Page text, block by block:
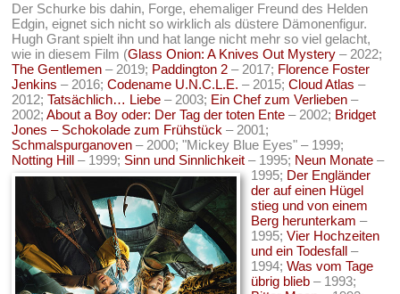
Der Schurke bis dahin, Forge, ehemaliger Freund des Helden
Edgin, eignet sich nicht so wirklich als düstere Dämonenfigur.
Hugh Grant spielt ihn und hat lange nicht mehr so viel gelacht,
wie in diesem Film (Glass Onion: A Knives Out Mystery – 2022;
The Gentlemen – 2019; Paddington 2 – 2017; Florence Foster
Jenkins – 2016;Codename U.N.C.L.E. – 2015;Cloud Atlas –
2012;Tatsächlich… Liebe – 2003; Ein Chef zum Verlieben –
2002;About a Boy oder: Der Tag der toten Ente – 2002; Bridget
Jones – Schokolade zum Frühstück – 2001;
Schmalspurganoven – 2000; "Mickey Blue Eyes" – 1999;
Notting Hill – 1999; Sinn und Sinnlichkeit – 1995; Neun Monate –
1995; Der Engländer
der auf einen Hügel
stieg und von einem
Berg herunterkam –
1995;Vier Hochzeiten
und ein Todesfall –
1994;Was vom Tage
übrig blieb – 1993;